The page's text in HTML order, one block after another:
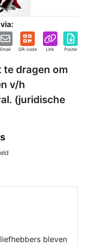
Email QR-code Link Poster
te dragen om
v/h
(juridische
bleven